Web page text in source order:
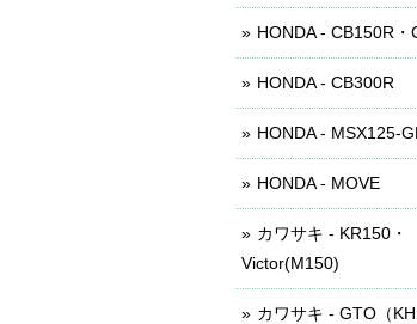
HONDA - CB150R・
HONDA - CB300R
HONDA - MSX125-
HONDA - MOVE
カワサキ - KR150・
Victor(M150)
カワサキ - GTO（